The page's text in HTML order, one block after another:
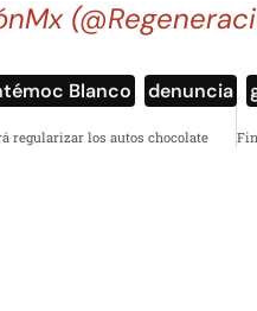
Blanco denuncia
regularizar los autos chocolate